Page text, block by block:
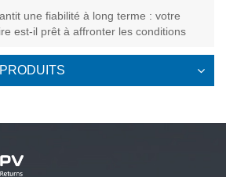
une fiabilité à long terme : votre
est-il prêt à affronter les conditions